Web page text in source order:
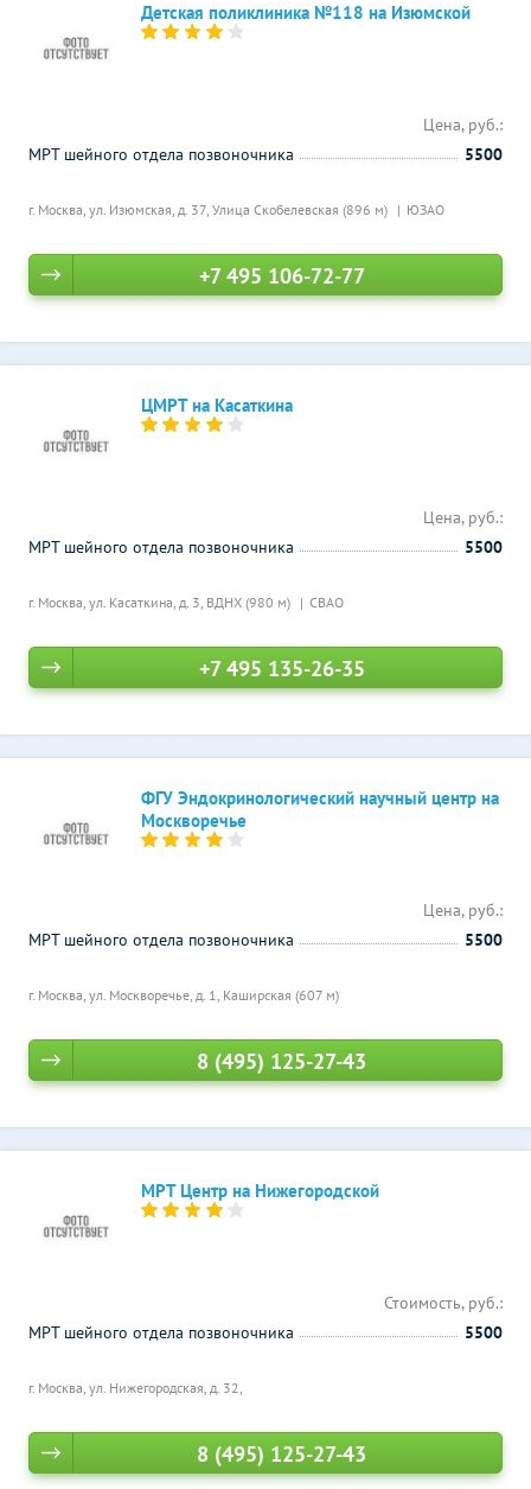
Детская поликлиника №118 на Изюмской
г. Москва, ул. Изюмская, д. 37, Улица Скобелевская (896 м) ЮЗАО
Цена, руб.:
МРТ шейного отдела позвоночника
5500
+7 495 106-72-77
ЦМРТ на Касаткина
г. Москва, ул. Касаткина, д. 3, ВДНХ (980 м) СВАО
Цена, руб.:
МРТ шейного отдела позвоночника
5500
+7 495 135-26-35
ФГУ Эндокринологический научный центр на
Москворечье
г. Москва, ул. Москворечье, д. 1, Каширская (607 м)
Цена, руб.:
МРТ шейного отдела позвоночника
5500
8 (495) 125-27-43
МРТ Центр на Нижегородской
г. Москва, ул. Нижегородская, д. 32,
Стоимость, руб.:
МРТ шейного отдела позвоночника
5500
8 (495) 125-27-43